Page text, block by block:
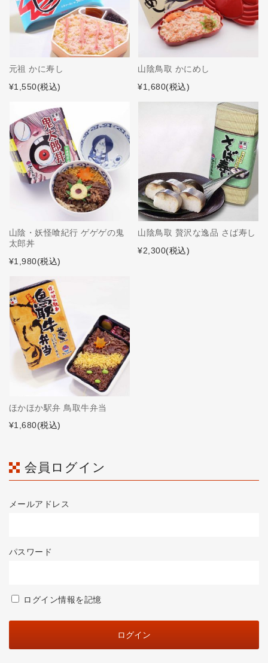
元祖 かに寿し
¥1,550(税込)
山陰鳥取 かにめし
¥1,680(税込)
山陰・妖怪喰紀行 ゲゲゲの鬼
太郎丼
¥1,980(税込)
山陰鳥取 贅沢な逸品 さば寿し
¥2,300(税込)
ほかほか駅弁 鳥取牛弁当
¥1,680(税込)
会員ログイン
メールアドレス
パスワード
ログイン情報を記憶